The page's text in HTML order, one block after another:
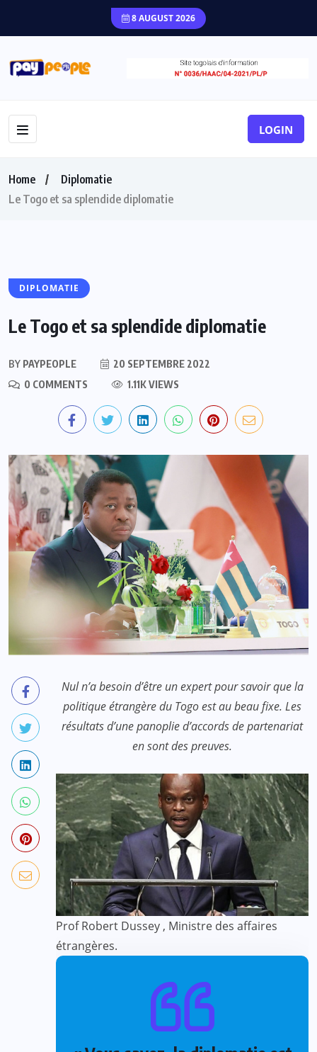
8 AUGUST 2026
LOGIN
Home
Diplomatie
Le Togo et sa splendide diplomatie
DIPLOMATIE
Le Togo et sa splendide diplomatie
BY PAYPEOPLE
20 SEPTEMBRE 2022
0 COMMENTS
1.11K VIEWS
Nul n’a besoin d’être un expert pour savoir que la
politique étrangère du Togo est au beau fixe. Les
résultats d’une panoplie d’accords de partenariat
en sont des preuves.
Prof Robert Dussey , Ministre des affaires
étrangères.